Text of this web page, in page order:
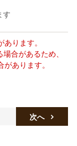
す
ります。
合があるため、
あります。
次へ